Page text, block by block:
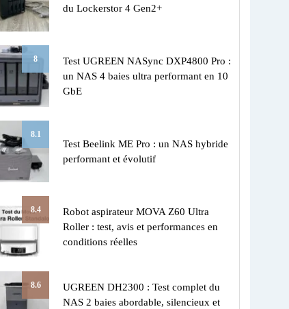
du Lockerstor 4 Gen2+
8
Test UGREEN NASync DXP4800 Pro :
un NAS 4 baies ultra performant en 10
GbE
8.1
Test Beelink ME Pro : un NAS hybride
performant et évolutif
8.4
Robot aspirateur MOVA Z60 Ultra
Roller : test, avis et performances en
conditions réelles
8.6
UGREEN DH2300 : Test complet du
NAS 2 baies abordable, silencieux et